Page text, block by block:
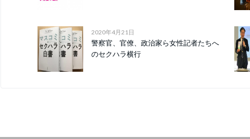
2020年4月21日
警察官、官僚、政治家ら女性記者たちへ
のセクハラ横行